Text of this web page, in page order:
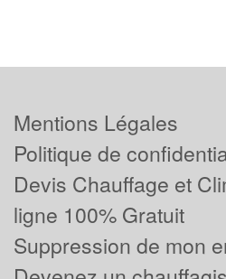
Mentions Légales
Politique de
Devis Chauffage et
ligne 100% Gratuit
Suppression de mon